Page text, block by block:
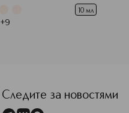
+9
10 мл
Следите за новостями